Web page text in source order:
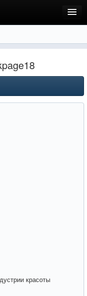
красоты